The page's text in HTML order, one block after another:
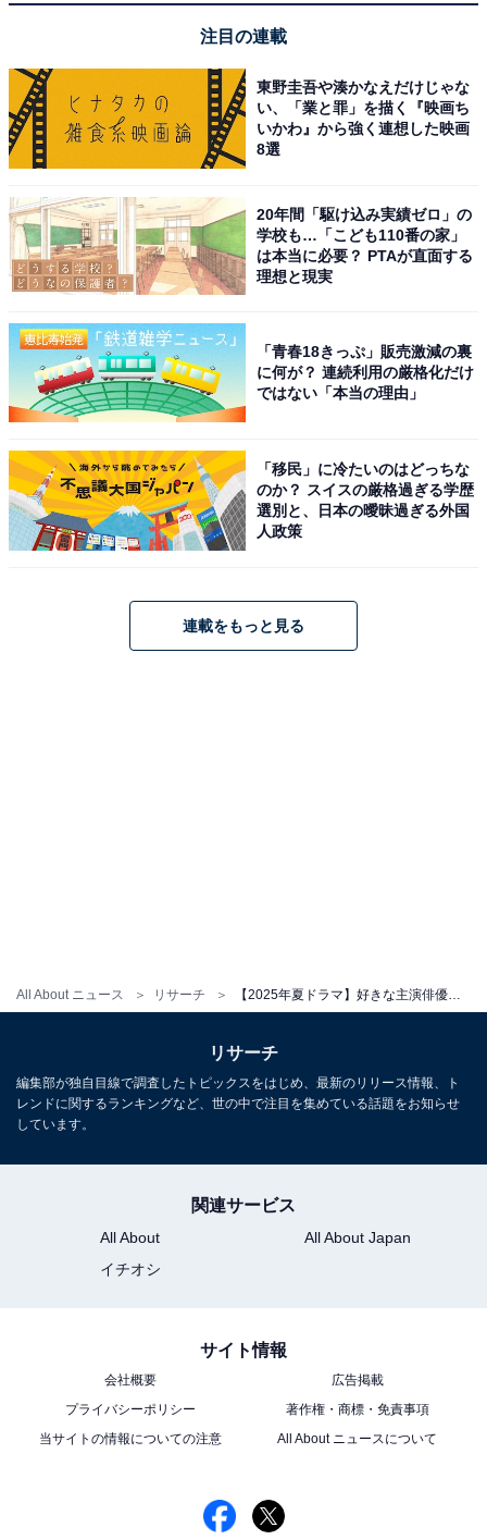
All About ニュース リサーチ
A post shared by 『明日はもっと、いい日になる』7月期月9ド
1位にランクインしたのは、福原遥さんです。『明日は
もっと、いい日になる』（フジテレビ系）で初の月9主
演を果たしました。
今作は児童相談所を舞台とした、完全オリジナルのハー
トフルヒューマンドラマ。福原さんは、刑事から児童相
談所に出向となった夏井翼役を演じています。
回答コメントでは「演技が上手で魅了されるからです」
演技は、視聴者の心に寄り添う力があります」（40代女
性／滋賀県）、「明るくて爽やかな雰囲気が、夏のドラ
マにぴったり」（30代女性／秋田県）などの声が集まり
コンテンツ制作に携わっています。得意なジャンルはラ
次ページ
11位までの全ランキング結果を見
注目の連載
東野圭吾や湊かなえだけじゃな
い、「業と罪」を描く『映画ち
いかわ』から強く連想した映画
8選
20年間「駆け込み実績ゼロ」の
学校も…「こども110番の家」
は本当に必要？ PTAが直面する
理想と現実
「青春18きっぷ」販売激減の裏
に何が？ 連続利用の厳格化だけ
ではない「本当の理由」
「移民」に冷たいのはどっちな
のか？ スイスの厳格過ぎる学歴
選別と、日本の曖昧過ぎる外国
人政策
連載をもっと見る
リサーチ
編集部が独自目線で調査したトピックスをはじめ、最新のリリース情報、ト
レンドに関するランキングなど、世の中で注目を集めている話題をお知らせ
しています。
関連サービス
All About
All About Japan
イチオシ
サイト情報
会社概要
広告掲載
プライバシーポリシー
著作権・商標・免責事項
当サイトの情報についての注意
All About ニュースについて